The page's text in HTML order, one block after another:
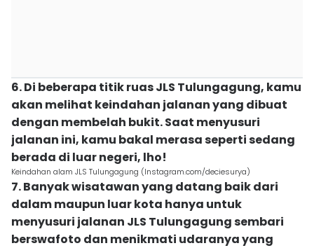
6. Di beberapa titik ruas JLS Tulungagung, kamu
akan melihat keindahan jalanan yang dibuat
dengan membelah bukit. Saat menyusuri
jalanan ini, kamu bakal merasa seperti sedang
berada di luar negeri, lho!
Keindahan alam JLS Tulungagung (Instagram.com/deciesurya)
7. Banyak wisatawan yang datang baik dari
dalam maupun luar kota hanya untuk
menyusuri jalanan JLS Tulungagung sembari
berswafoto dan menikmati udaranya yang